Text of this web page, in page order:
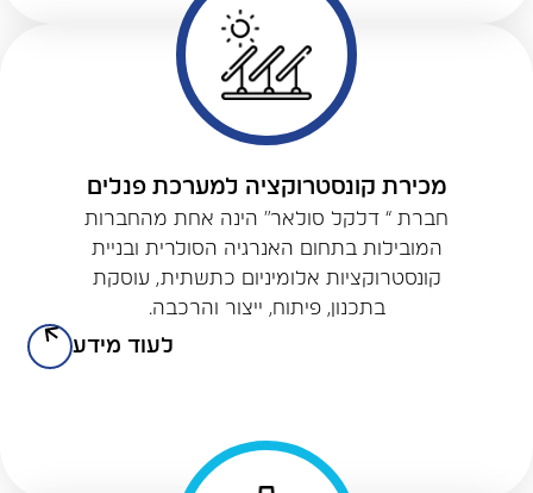
מכירת קונסטרוקציה למערכת פנלים
חברת “ דלקל סולאר” הינה אחת מהחברות
המובילות בתחום האנרגיה הסולרית ובניית
קונסטרוקציות אלומיניום כתשתית, עוסקת
בתכנון, פיתוח, ייצור והרכבה.
לעוד מידע